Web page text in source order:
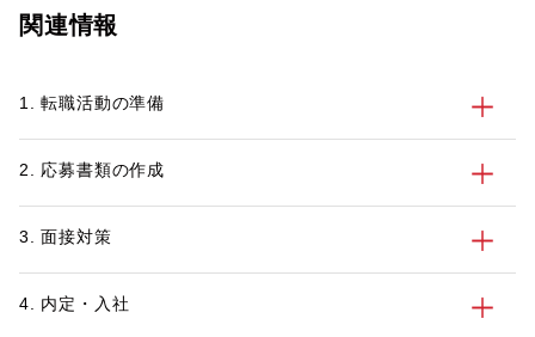
関連情報
1. 転職活動の準備
2. 応募書類の作成
3. 面接対策
4. 内定・入社